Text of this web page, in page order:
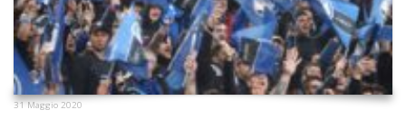
31 Maggio 2020